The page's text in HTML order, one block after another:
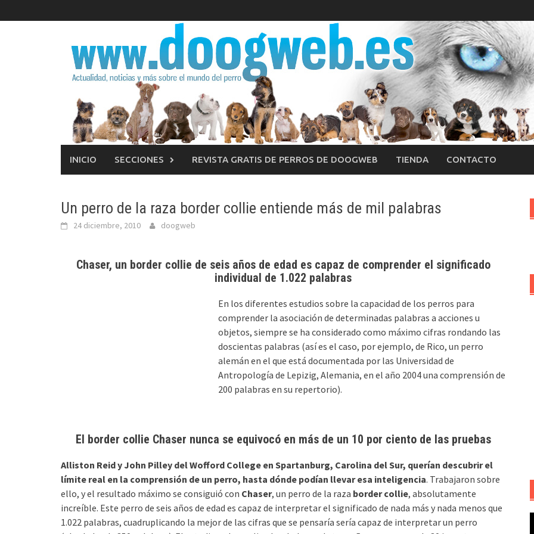
al
INICIO SECCIONES REVISTA GRATIS DE PERROS DE DOOGWEB TIENDA CONTACTO
Un perro de la raza border collie entiende más de mil palabras
24 diciembre, 2010 doogweb
Chaser, un border collie de seis años de edad es capaz de comprender el significado
individual de 1.022 palabras
En los diferentes estudios sobre la capacidad de los perros para
comprender la asociación de determinadas palabras a acciones u
objetos, siempre se ha considerado como máximo cifras rondando las
doscientas palabras (así es el caso, por ejemplo, de Rico, un perro
alemán en el que está documentada por las Universidad de
Antropología de Lepizig, Alemania, en el año 2004 una comprensión de
200 palabras en su repertorio).
El border collie Chaser nunca se equivocó en más de un 10 por ciento de las pruebas
Alliston Reid y John Pilley del Wofford College en Spartanburg, Carolina del Sur, querían descubrir el
límite real en la comprensión de un perro, hasta dónde podían llevar esa inteligencia. Trabajaron sobre
ello, y el resultado máximo se consiguió con Chaser, un perro de la raza border collie, absolutamente
increíble. Este perro de seis años de edad es capaz de interpretar el significado de nada más y nada menos que
1.022 palabras, cuadruplicando la mejor de las cifras que se pensaría sería capaz de interpretar un perro